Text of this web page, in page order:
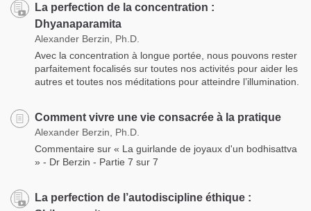
La perfection de la concentration :
Dhyanaparamita
Alexander Berzin, Ph.D.
Avec la concentration à longue portée, nous pouvons rester
parfaitement focalisés sur toutes nos activités pour aider les
autres et toutes nos méditations pour atteindre l’illumination.
Comment vivre une vie consacrée à la pratique
Alexander Berzin, Ph.D.
Commentaire sur « La guirlande de joyaux d'un bodhisattva
» - Dr Berzin - Partie 7 sur 7
La perfection de l’autodiscipline éthique :